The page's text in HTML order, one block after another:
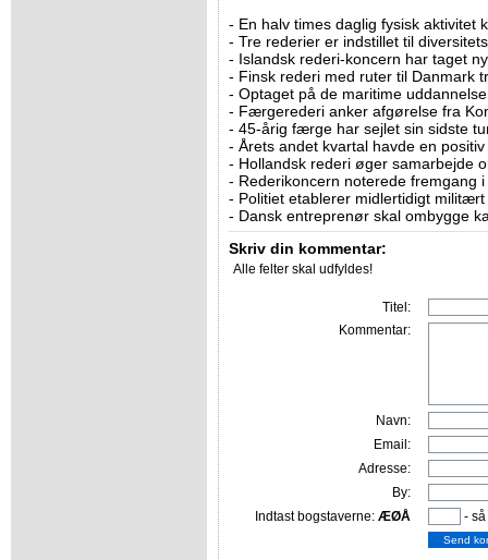
- En halv times daglig fysisk aktivitet
- Tre rederier er indstillet til
- Islandsk rederi-koncern har taget
- Finsk rederi med ruter til Danmark
- Optaget på de maritime
- Færgerederi anker afgørelse fra
- 45-årig færge har sejlet sin sidste
- Årets andet kvartal havde en
- Hollandsk rederi øger samarbejde
- Rederikoncern noterede fremgang
- Politiet etablerer midlertidigt
- Dansk entreprenør skal ombygge
Skriv din kommentar:
Alle felter skal udfyldes!
Titel:
Kommentar:
Navn:
Email:
Adresse:
By:
Indtast bogstaverne: ÆØÅ -